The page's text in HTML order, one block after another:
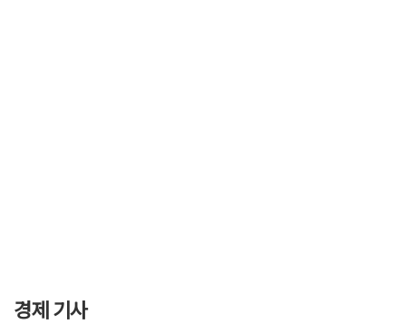
경제 기사